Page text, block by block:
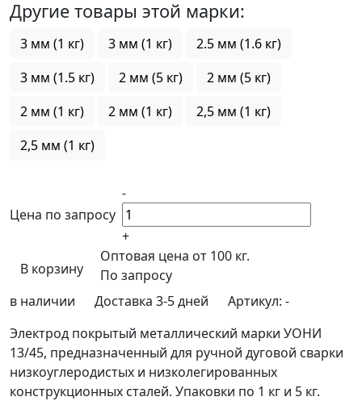
Другие товары этой марки:
3 мм (1 кг) 3 мм (1 кг)
2.5 мм (1.6 кг)
3 мм (1.5 кг)
2 мм (5 кг)
2 мм (5 кг)
2 мм (1 кг)
2 мм (1 кг)
2,5 мм (1 кг)
2,5 мм (1 кг)
Цена по запросу
-
+
В корзину
Оптовая цена от 100 кг.
По запросу
в наличии
Доставка 3-5 дней Артикул: -
Электрод покрытый металлический марки УОНИ
13/45, предназначенный для ручной дуговой сварки
низкоуглеродистых и низколегированных
конструкционных сталей. Упаковки по 1 кг и 5 кг.